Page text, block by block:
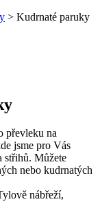
> Kudrnaté paruky
převleku na
jsme pro Vás
střihů. Můžete
nebo kudrnatých
nábřeží,